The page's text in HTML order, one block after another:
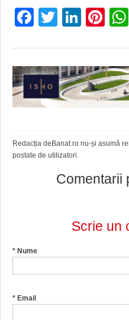
Facebook
Twitter
Redacția deBanat.ro nu-și asumă
postate de utilizatori.
Comentarii
Scrie un
* Nume
* Email